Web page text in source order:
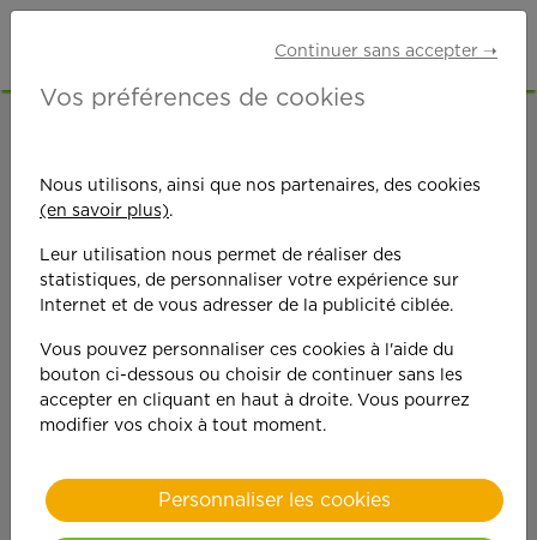
On est toujours plus
performant
quand on y met du
Continuer sans accepter ➝
Vos préférences de cookies
Nous utilisons, ainsi que nos partenaires, des cookies
(en savoir plus).
Leur utilisation nous permet de réaliser des
statistiques, de personnaliser votre expérience sur
Internet et de vous adresser de la publicité ciblée.
Vous pouvez personnaliser ces cookies à l'aide du
bouton ci-dessous ou choisir de continuer sans les
accepter en cliquant en haut à droite. Vous pourrez
modifier vos choix à tout moment.
Personnaliser les cookies